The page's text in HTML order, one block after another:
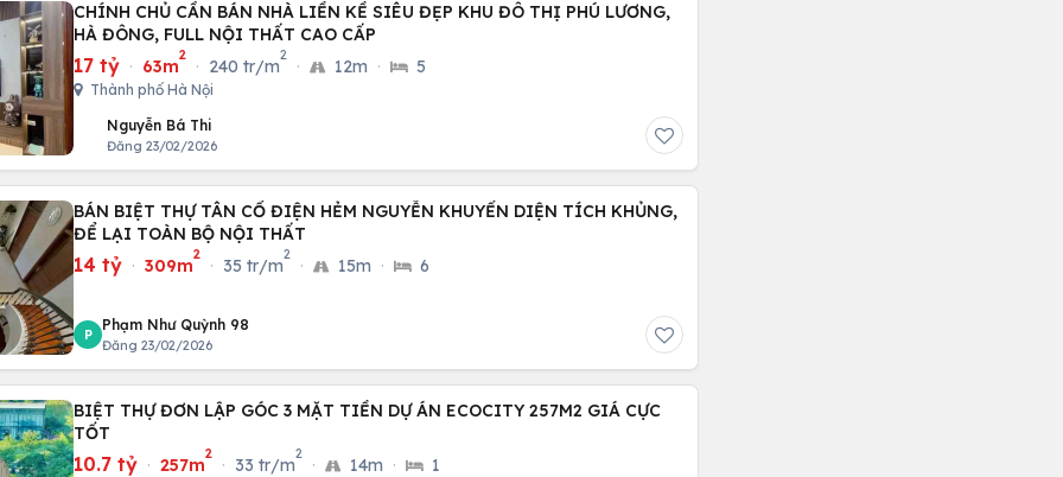
CHÍNH CHỦ CẦN BÁN NHÀ LIỀN KỀ SIÊU ĐẸP KHU ĐÔ THỊ PHÚ LƯƠNG,
HÀ ĐÔNG, FULL NỘI THẤT CAO CẤP
17 tỷ · 63m
2
· 240 tr/m
2
· 12m · 5
Thành phố Hà Nội
Nguyễn Bá Thi
Đăng 23/02/2026
BÁN BIỆT THỰ TÂN CỔ ĐIỆN HẺM NGUYỄN KHUYẾN DIỆN TÍCH KHỦNG,
ĐỂ LẠI TOÀN BỘ NỘI THẤT
14 tỷ · 309m
2
· 35 tr/m
2
· 15m · 6
P
Phạm Như Quỳnh 98
Đăng 23/02/2026
BIỆT THỰ ĐƠN LẬP GÓC 3 MẶT TIỀN DỰ ÁN ECOCITY 257M2 GIÁ CỰC
TỐT
10.7 tỷ · 257m
2
· 33 tr/m
2
· 14m · 1